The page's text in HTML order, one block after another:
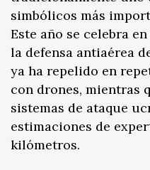
simbólicos más
Este año se celebra
la defensa antiaérea
ya ha repelido en
con drones, mientras
sistemas de ataque
estimaciones de
kilómetros.